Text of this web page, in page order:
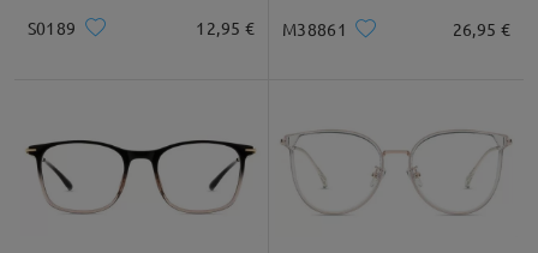
Cuadrada Redondo Corazón Diamante Ovalado
S0189 12,95 € M38861 26,95 €